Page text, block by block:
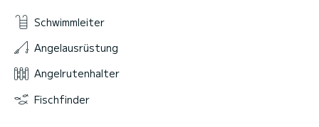
Schwimmleiter
Angelausrüstung
Angelrutenhalter
Fischfinder